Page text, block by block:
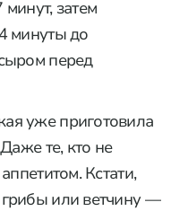
затем
минуты до
перед
уже приготовила
те, кто не
Кстати,
или ветчину —